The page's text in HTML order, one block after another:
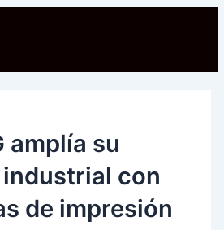
amplía su
con
de impresión